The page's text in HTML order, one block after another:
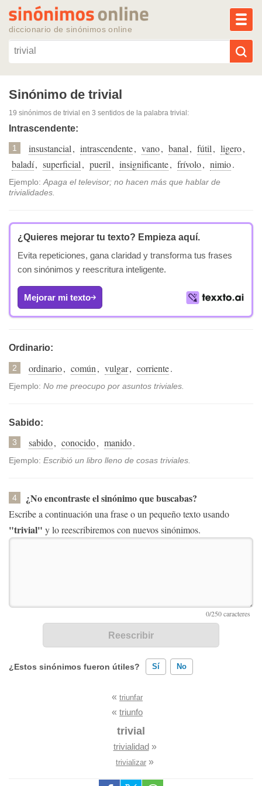
diccionario de sinónimos online
Reescribir texto con IA
Sinónimos populares
Temas populares
Temas recientes
Sinónimo de trivial
19 sinónimos de trivial en 3 sentidos de la palabra trivial:
Intrascendente:
1 insustancial, intrascendente, vano, banal, fútil, ligero,
baladí, superficial, pueril, insignificante, frívolo, nimio.
Ejemplo:Apaga el televisor; no hacen más que hablar de
trivialidades.
¿Quieres mejorar tu texto? Empieza aquí.
Evita repeticiones, gana claridad y transforma tus frases
con sinónimos y reescritura inteligente.
Mejorar mi texto
Ordinario:
2 ordinario, común, vulgar, corriente.
Ejemplo: No me preocupo por asuntos triviales.
Sabido:
3 sabido, conocido, manido.
Ejemplo: Escribió un libro lleno de cosas triviales.
4 ¿No encontraste el sinónimo que buscabas?
Escribe a continuación una frase o un pequeño texto usando
"trivial" y lo reescribiremos con nuevos sinónimos.
¿Estos sinónimos fueron útiles? Sí No
Existen sinónimos incorrectos
Ninguno de los sinónimos presentados me ayudó
« triunfar
« triunfo
trivial
trivialidad»
trivializar »